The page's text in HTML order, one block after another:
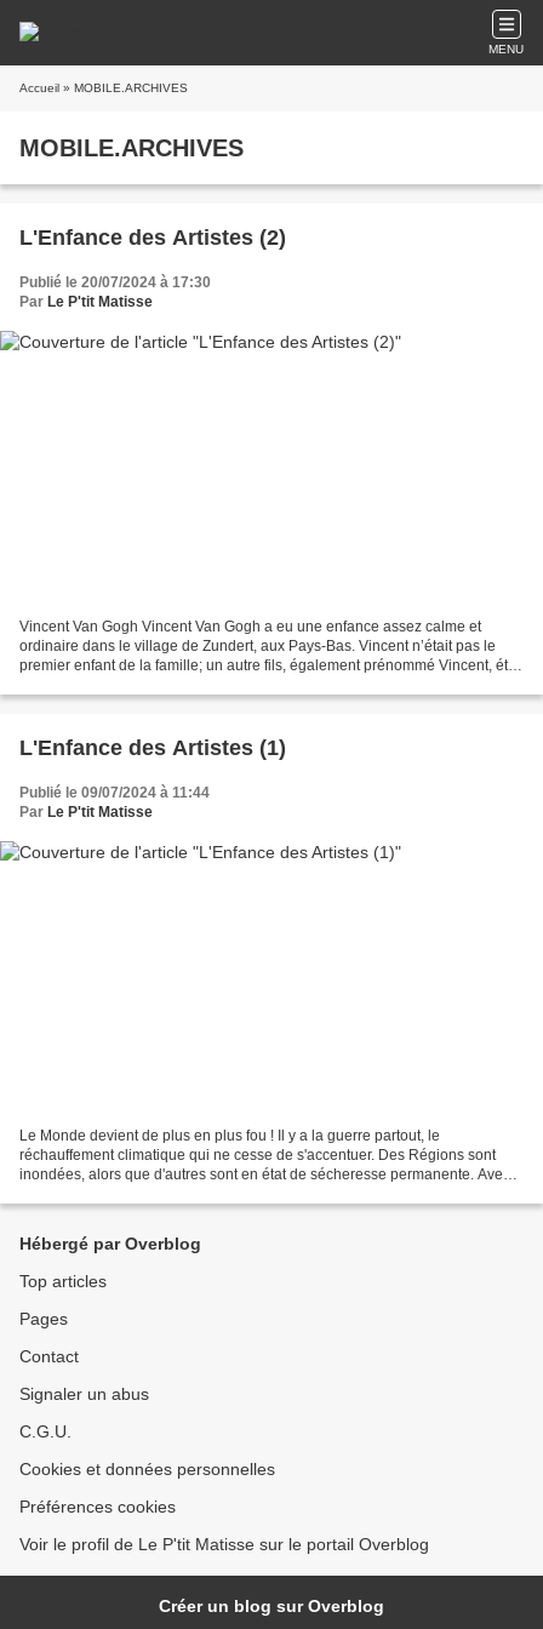
MENU
Accueil » MOBILE.ARCHIVES
MOBILE.ARCHIVES
L'Enfance des Artistes (2)
Publié le 20/07/2024 à 17:30
Par Le P'tit Matisse
Vincent Van Gogh Vincent Van Gogh a eu une enfance assez calme et
ordinaire dans le village de Zundert, aux Pays-Bas. Vincent n’était pas le
premier enfant de la famille; un autre fils, également prénommé Vincent, était
L'Enfance des Artistes (1)
Publié le 09/07/2024 à 11:44
Par Le P'tit Matisse
Le Monde devient de plus en plus fou ! Il y a la guerre partout, le
réchauffement climatique qui ne cesse de s'accentuer. Des Régions sont
inondées, alors que d'autres sont en état de sécheresse permanente. Avec
Hébergé par Overblog
Top articles
Pages
Contact
Signaler un abus
C.G.U.
Cookies et données personnelles
Préférences cookies
Voir le profil de Le P'tit Matisse sur le portail Overblog
Créer un blog sur Overblog